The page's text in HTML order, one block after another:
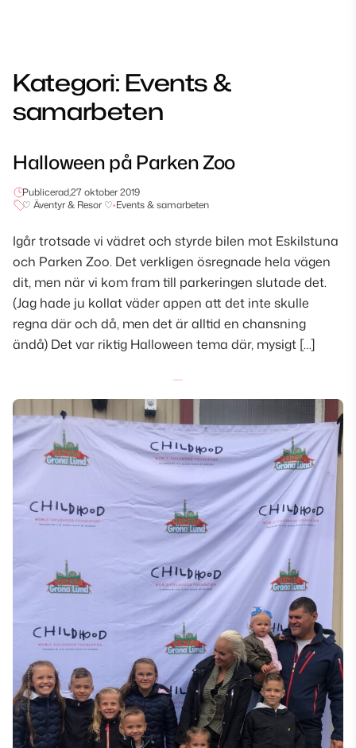
Kategori:Events &
samarbeten
Halloween på Parken Zoo
Publicerad,27 oktober 2019
♡ Äventyr & Resor ♡•Events & samarbeten
Igår trotsade vi vädret och styrde bilen mot Eskilstuna
och Parken Zoo. Det verkligen ösregnade hela vägen
dit, men när vi kom fram till parkeringen slutade det.
(Jag hade ju kollat väder appen att det inte skulle
regna där och då, men det är alltid en chansning
ändå) Det var riktig Halloween tema där, mysigt […]